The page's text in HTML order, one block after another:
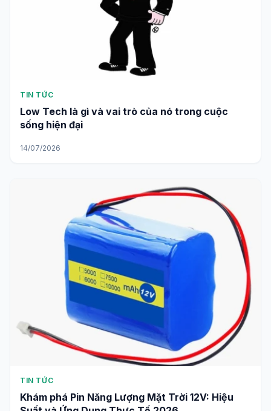
TIN TỨC
Low Tech là gì và vai trò của nó trong cuộc
sống hiện đại
14/07/2026
TIN TỨC
Khám phá Pin Năng Lượng Mặt Trời 12V: Hiệu